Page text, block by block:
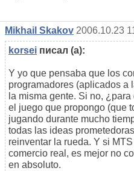
Mikhail Skakov 2006.10.23
korsei писал (а):
Y yo que pensaba que los
programadores (aplicados a
la misma gente. Si no,
el juego que propongo (que
jugando durante mucho
todas las ideas
reinventar la rueda. Y si
comercio real, es mejor no
en absoluto.